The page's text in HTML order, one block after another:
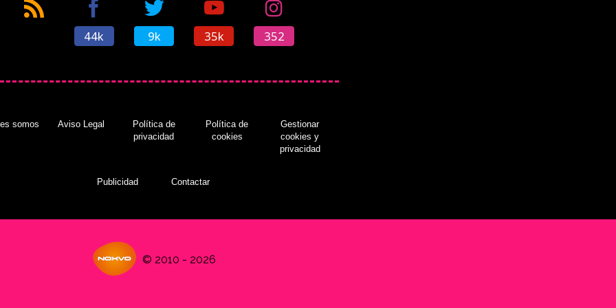
44k 9k 35k 352
somos Aviso Legal
Política de
privacidad
Política de
cookies
Gestionar
cookies y
privacidad
Publicidad Contactar
© 2010 - 2026